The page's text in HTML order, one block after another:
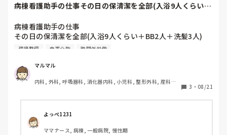
病棟看護助手の仕事その日の保清潔を全部(入浴9人くらい＋
病棟看護助手の仕事
その日の保清潔を全部(入浴9人くらい＋BB2人＋洗髪3人)
吸引交換
配茶
環境整備
入退院のベット清掃
トイレ介助
食事時の離床と車椅子移乗
コール対応
環境整備 食事介助 時間外労働
マルマル
内科, 外科, 呼吸器科, 消化器内科, 小児科, 整形外科, 産科・
ダー, 神経内科, 脳神経外科, GCU, 消化器外科, 一般病院, 大
3 ・ 08/21
よっぺ1231
ママナース, 病棟, 一般病院, 慢性期